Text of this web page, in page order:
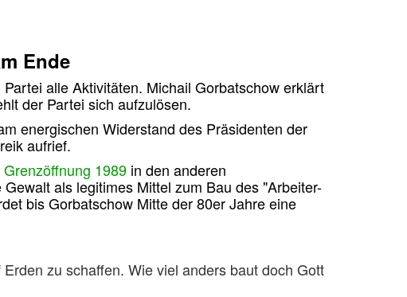
Ende
alle Aktivitäten. Michail Gorbatschow erklärt
der Partei sich aufzulösen.
energischen Widerstand des Präsidenten der
aufrief.
Grenzöffnung 1989 in den anderen
als legitimes Mittel zum Bau des "Arbeiter-
bis Gorbatschow Mitte der 80er Jahre eine
zu schaffen. Wie viel anders baut doch Gott